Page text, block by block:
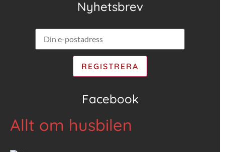
Nyhetsbrev
Facebook
Allt om husbilen